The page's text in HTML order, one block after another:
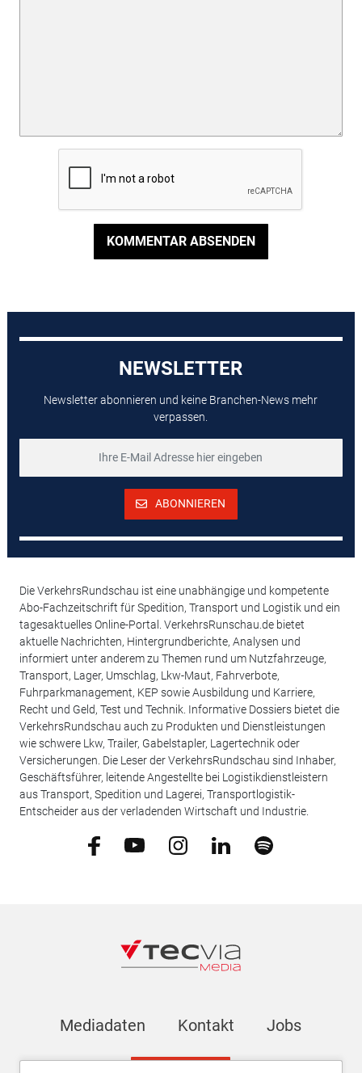
KOMMENTAR ABSENDEN
NEWSLETTER
Newsletter abonnieren und keine Branchen-News mehr
verpassen.
ABONNIEREN
Die VerkehrsRundschau ist eine unabhängige und kompetente
Abo-Fachzeitschrift für Spedition, Transport und Logistik und ein
tagesaktuelles Online-Portal. VerkehrsRunschau.de bietet
aktuelle Nachrichten, Hintergrundberichte, Analysen und
informiert unter anderem zu Themen rund um Nutzfahrzeuge,
Transport, Lager, Umschlag, Lkw-Maut, Fahrverbote,
Fuhrparkmanagement, KEP sowie Ausbildung und Karriere,
Recht und Geld, Test und Technik. Informative Dossiers bietet die
VerkehrsRundschau auch zu Produkten und Dienstleistungen
wie schwere Lkw, Trailer, Gabelstapler, Lagertechnik oder
Versicherungen. Die Leser der VerkehrsRundschau sind Inhaber,
Geschäftsführer, leitende Angestellte bei Logistikdienstleistern
aus Transport, Spedition und Lagerei, Transportlogistik-
Entscheider aus der verladenden Wirtschaft und Industrie.
Mediadaten Kontakt Jobs